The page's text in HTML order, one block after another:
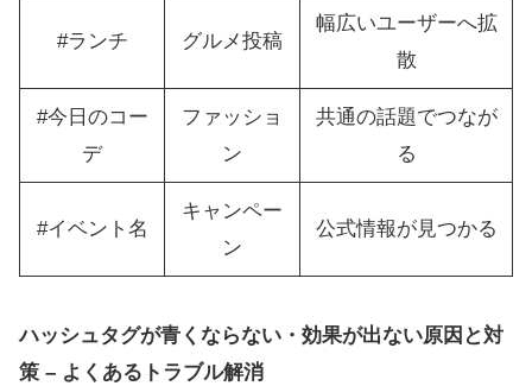
#ランチ グルメ投稿
幅広いユーザーへ拡
散
#今日のコー
デ
ファッショ
ン
共通の話題でつなが
る
#イベント名
キャンペー
ン
公式情報が見つかる
ハッシュタグが青くならない・効果が出ない原因と対
策 – よくあるトラブル解消